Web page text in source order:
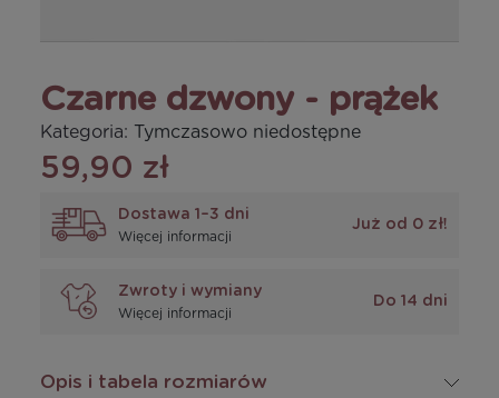
Czarne dzwony - prążek
Kategoria: Tymczasowo niedostępne
59,90 zł
Dostawa 1–3 dni
Więcej informacji
Już od 0 zł!
Zwroty i wymiany
Więcej informacji
Do 14 dni
Opis i tabela rozmiarów